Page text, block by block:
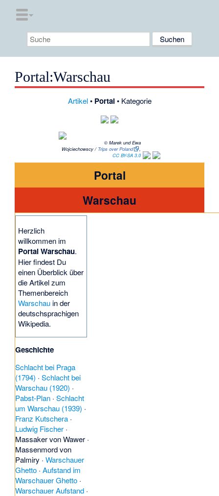
Portal:Warschau
Artikel• Portal• Kategorie
© Marek und Ewa
Wojciechowscy / Trips over Poland
,
CC BY-SA 3.0
Portal
Warschau
Herzlich
willkommen im
Portal Warschau.
Hier findest Du
einen Überblick über
die Artikel zum
Themenbereich
Warschau in der
deutschsprachigen
Wikipedia.
Geschichte
Schlacht bei Praga
(1794) ·Schlacht bei
Warschau (1920) ·
Pabst-Plan ·Schlacht
um Warschau (1939) ·
Franz Kutschera ·
Ludwig Fischer ·
Massaker von Wawer ·
Massenmord von
Palmiry ·Warschauer
Ghetto ·Aufstand im
Warschauer Ghetto ·
Warschauer Aufstand ·